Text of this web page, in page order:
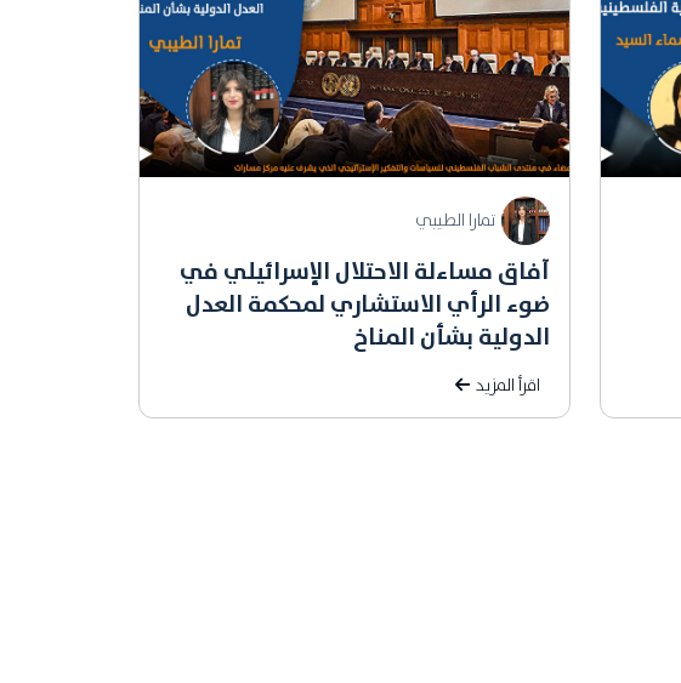
تمارا الطيبي
آفاق مساءلة الاحتلال الإسرائيلي في
ضوء الرأي الاستشاري لمحكمة العدل
الدولية بشأن المناخ
اقرأ المزيد